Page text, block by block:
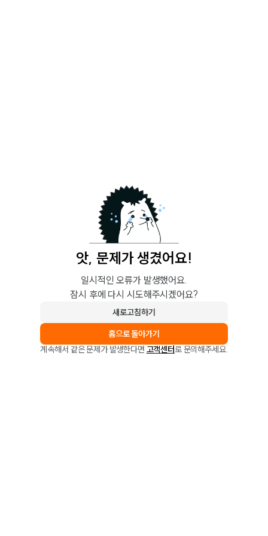
앗, 문제가 생겼어요!
일시적인 오류가 발생했어요.
잠시 후에 다시 시도해주시겠어요?
새로고침하기
홈으로 돌아가기
계속해서 같은 문제가 발생한다면 고객센터로 문의해주세요.